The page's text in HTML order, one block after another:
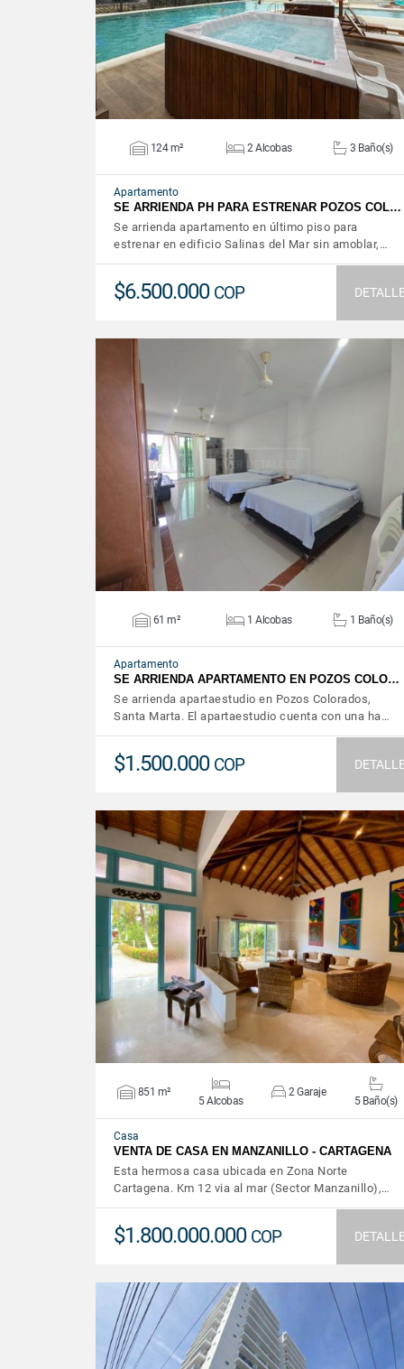
124 m² 2 Alcobas 3 Baño(s)
Apartamento
SE ARRIENDA PH PARA ESTRENAR POZOS COL…
Se arrienda apartamento en último piso para
estrenar en edificio Salinas del Mar sin amoblar,…
$6.500.000 COP
VER DETALLES
61 m² 1 Alcobas 1 Baño(s)
Apartamento
SE ARRIENDA APARTAMENTO EN POZOS COLO…
Se arrienda apartaestudio en Pozos Colorados,
Santa Marta. El apartaestudio cuenta con una ha…
$1.500.000 COP
VER DETALLES
851 m²
5 Alcobas
2 Garaje
5 Baño(s)
Casa
VENTA DE CASA EN MANZANILLO - CARTAGENA
Esta hermosa casa ubicada en Zona Norte
Cartagena. Km 12 via al mar (Sector Manzanillo),…
$1.800.000.000 COP